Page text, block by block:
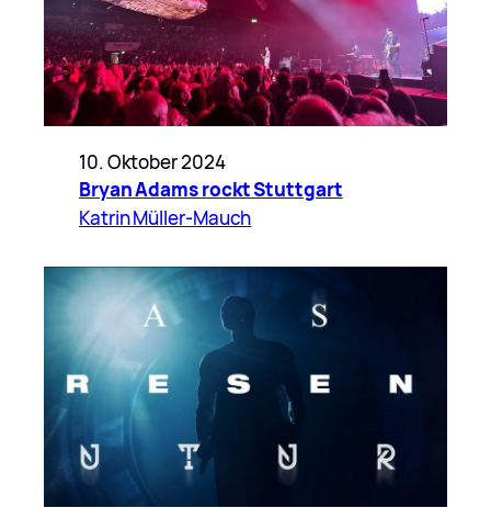
10. Oktober 2024
Bryan Adams rockt Stuttgart
Katrin Müller-Mauch